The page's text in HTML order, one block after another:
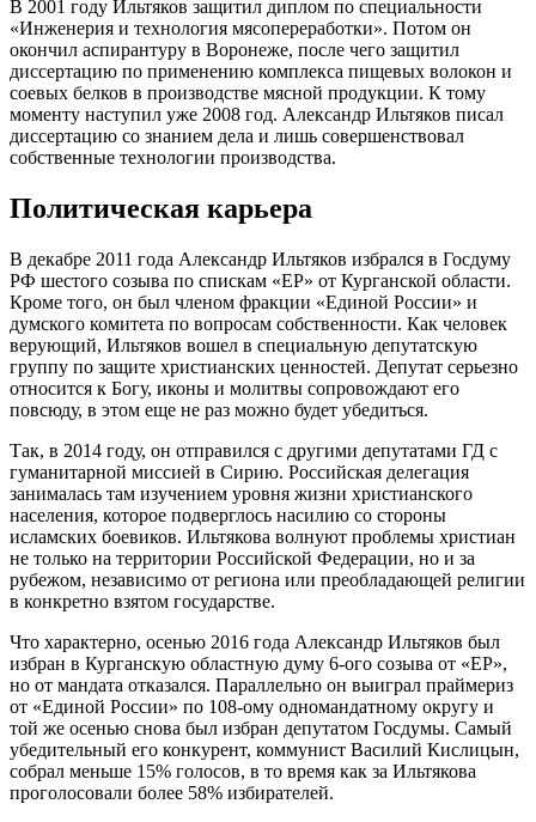
В 2001 году Ильтяков защитил диплом по специальности
«Инженерия и технология мясопереработки». Потом он
окончил аспирантуру в Воронеже, после чего защитил
диссертацию по применению комплекса пищевых волокон и
соевых белков в производстве мясной продукции. К тому
моменту наступил уже 2008 год. Александр Ильтяков писал
диссертацию со знанием дела и лишь совершенствовал
собственные технологии производства.
Политическая карьера
В декабре 2011 года Александр Ильтяков избрался в Госдуму
РФ шестого созыва по спискам «ЕР» от Курганской области.
Кроме того, он был членом фракции «Единой России» и
думского комитета по вопросам собственности. Как человек
верующий, Ильтяков вошел в специальную депутатскую
группу по защите христианских ценностей. Депутат серьезно
относится к Богу, иконы и молитвы сопровождают его
повсюду, в этом еще не раз можно будет убедиться.
Так, в 2014 году, он отправился с другими депутатами ГД с
гуманитарной миссией в Сирию. Российская делегация
занималась там изучением уровня жизни христианского
населения, которое подверглось насилию со стороны
исламских боевиков. Ильтякова волнуют проблемы христиан
не только на территории Российской Федерации, но и за
рубежом, независимо от региона или преобладающей религии
в конкретно взятом государстве.
Что характерно, осенью 2016 года Александр Ильтяков был
избран в Курганскую областную думу 6-ого созыва от «ЕР»,
но от мандата отказался. Параллельно он выиграл праймериз
от «Единой России» по 108-ому одномандатному округу и
той же осенью снова был избран депутатом Госдумы. Самый
убедительный его конкурент, коммунист Василий Кислицын,
собрал меньше 15% голосов, в то время как за Ильтякова
проголосовали более 58% избирателей.